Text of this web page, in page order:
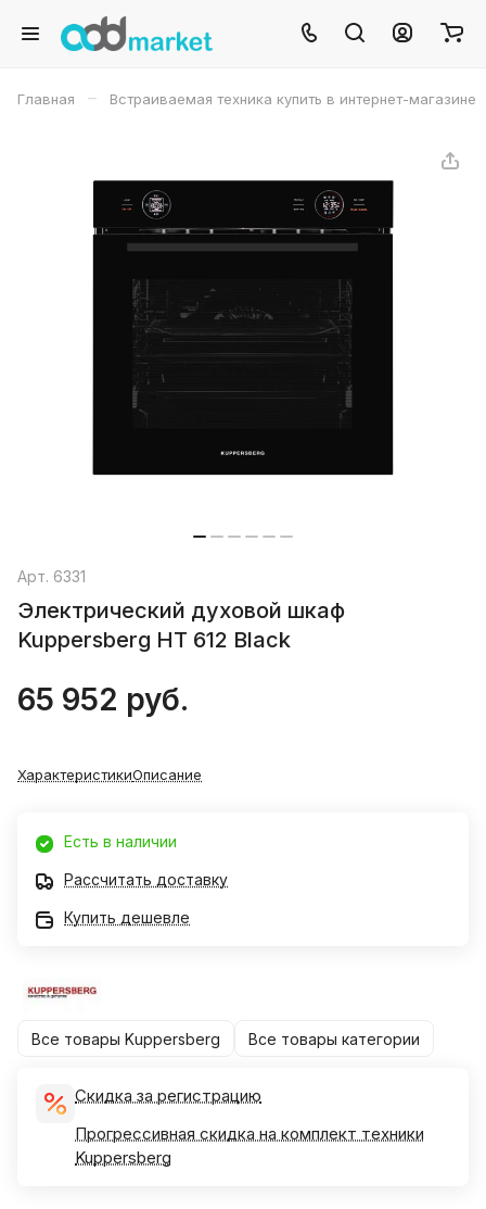
Главная – Встраиваемая техника купить в интернет-магазине
Арт. 6331
Электрический духовой шкаф
Kuppersberg HT 612 Black
65 952 руб.
ХарактеристикиОписание
Есть в наличии
Рассчитать доставку
Купить дешевле
Все товары Kuppersberg Все товары категории
Скидка за регистрацию
Прогрессивная скидка на комплект техники
Kuppersberg